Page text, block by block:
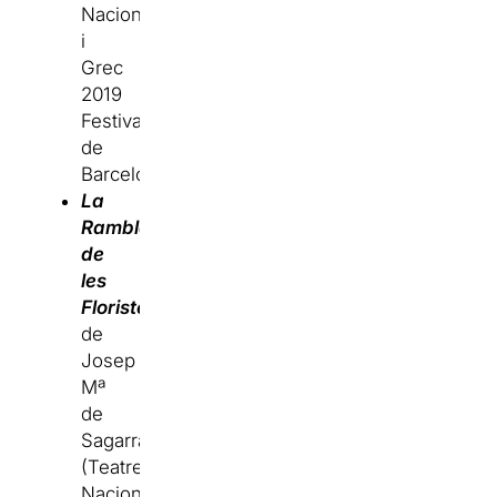
Nacional
i
Grec
2019
Festival
de
Barcelona).
La
Rambla
de
les
Floristes
de
Josep
Mª
de
Sagarra
(Teatre